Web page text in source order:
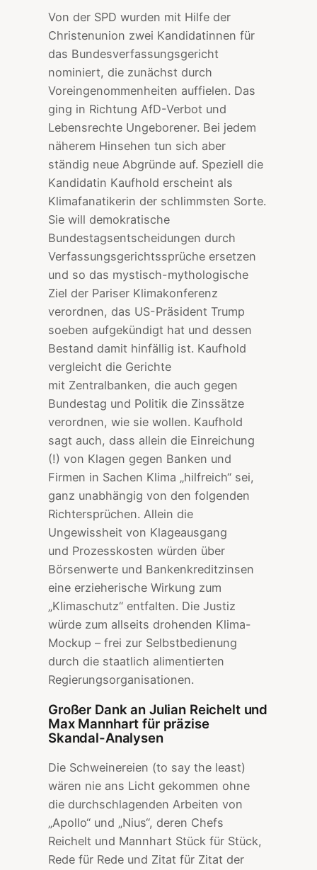
Von der SPD wurden mit Hilfe der
Christenunion zwei Kandidatinnen für
das Bundesverfassungsgericht
nominiert, die zunächst durch
Voreingenommenheiten auffielen. Das
ging in Richtung AfD-Verbot und
Lebensrechte Ungeborener. Bei jedem
näherem Hinsehen tun sich aber
ständig neue Abgründe auf. Speziell die
Kandidatin Kaufhold erscheint als
Klimafanatikerin der schlimmsten Sorte.
Sie will demokratische
Bundestagsentscheidungen durch
Verfassungsgerichtssprüche ersetzen
und so das mystisch-mythologische
Ziel der Pariser Klimakonferenz
verordnen, das US-Präsident Trump
soeben aufgekündigt hat und dessen
Bestand damit hinfällig ist. Kaufhold
vergleicht die Gerichte
mit Zentralbanken, die auch gegen
Bundestag und Politik die Zinssätze
verordnen, wie sie wollen. Kaufhold
sagt auch, dass allein die Einreichung
(!) von Klagen gegen Banken und
Firmen in Sachen Klima „hilfreich“ sei,
ganz unabhängig von den folgenden
Richtersprüchen. Allein die
Ungewissheit von Klageausgang
und Prozesskosten würden über
Börsenwerte und Bankenkreditzinsen
eine erzieherische Wirkung zum
„Klimaschutz“ entfalten. Die Justiz
würde zum allseits drohenden Klima-
Mockup – frei zur Selbstbedienung
durch die staatlich alimentierten
Regierungsorganisationen.
Großer Dank an Julian Reichelt und
Max Mannhart für präzise
Skandal-Analysen
Die Schweinereien (to say the least)
wären nie ans Licht gekommen ohne
die durchschlagenden Arbeiten von
„Apollo“ und „Nius“, deren Chefs
Reichelt und Mannhart Stück für Stück,
Rede für Rede und Zitat für Zitat der